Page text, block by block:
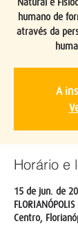
humano de
através da
A
Horário e
15 de jun. de
Centro,